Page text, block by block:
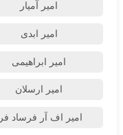
امیر آمیار
امیر ابدی
امیر ابراهیمی
امیر ارسلان
امیر اف آر فرساد فرا